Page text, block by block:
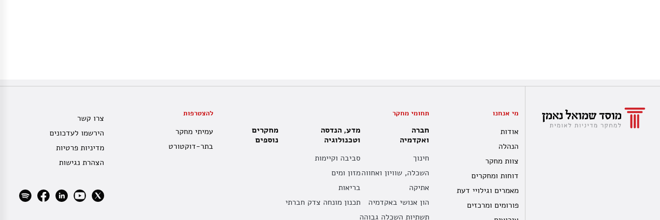
מי אנחנו
אודות
הנהלה
צוות מחקר
דוחות ומחקרים
מאמרים וגילויי דעת
פורומים ומרכזים
תחומי מחקר
חברה
ואקדמיה
חינוך
השכלה, שוויון ואחווה
אתיקה
הון אנושי באקדמיה
תשתיות השכלה גבוהה
מדע, הנדסה
וטכנולוגיה
סביבה וקיימות
מזון ומים
בריאות
תכנון מונחה צדק חברתי
מחקרים
נוספים
להצטרפות
עמיתי מחקר
בתר-דוקטורט
צרו קשר
הירשמו לעדכונים
מדיניות פרטיות
הצהרת נגישות